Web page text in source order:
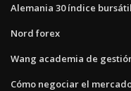
Alemania 30 índice bursátil
Nord forex
Wang academia de
Cómo negociar el